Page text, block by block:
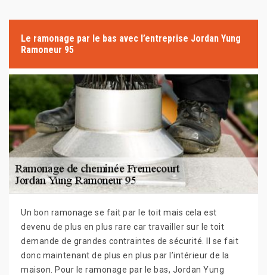
Le ramonage par le bas avec l’entreprise Jordan Yung
Ramoneur 95
Un bon ramonage se fait par le toit mais cela est
devenu de plus en plus rare car travailler sur le toit
demande de grandes contraintes de sécurité. Il se fait
donc maintenant de plus en plus par l’intérieur de la
maison. Pour le ramonage par le bas, Jordan Yung